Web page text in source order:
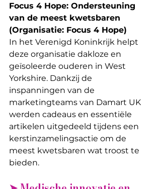
Focus 4 Hope: Ondersteuning
van de meest kwetsbaren
(Organisatie: Focus 4 Hope)
In het Verenigd Koninkrijk helpt
deze organisatie dakloze en
geïsoleerde ouderen in West
Yorkshire. Dankzij de
inspanningen van de
marketingteams van Damart UK
werden cadeaus en essentiële
artikelen uitgedeeld tijdens een
kerstinzamelingsactie om de
meest kwetsbaren wat troost te
bieden.